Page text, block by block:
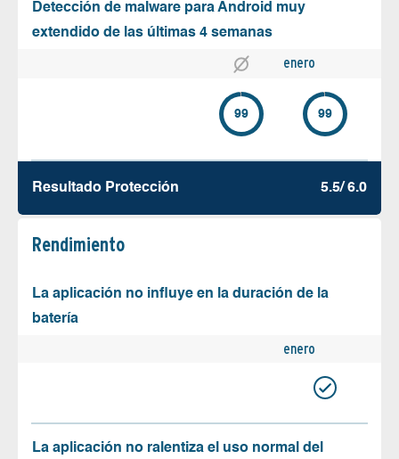
Detección de malware para Android muy
extendido de las últimas 4 semanas
enero
99 99
Resultado Protección 5.5/ 6.0
Rendimiento
La aplicación no influye en la duración de la
batería
enero
La aplicación no ralentiza el uso normal del